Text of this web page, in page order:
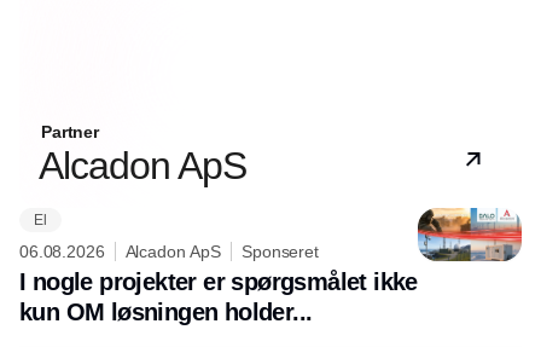
Partner
Alcadon ApS
El
06.08.2026 Alcadon ApS Sponseret
I nogle projekter er spørgsmålet ikke
kun OM løsningen holder...